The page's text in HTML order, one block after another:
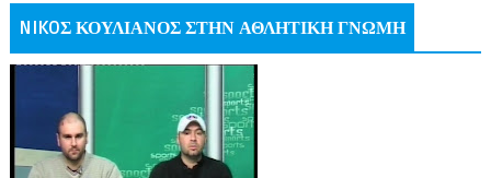
NIKOΣ ΚΟΥΛΙΑΝΟΣ ΣΤΗΝ ΑΘΛΗΤΙΚΗ ΓΝΩΜΗ